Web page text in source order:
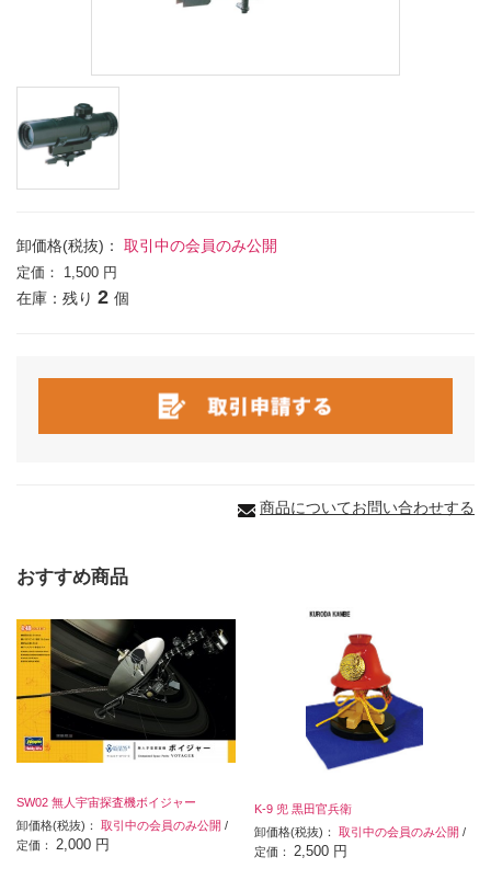
卸価格(税抜)： 取引中の会員のみ公開
定価： 1,500 円
在庫：残り 2 個
商品についてお問い合わせする
おすすめ商品
SW02 無人宇宙探査機ボイジャー
卸価格(税抜)： 取引中の会員のみ公開 /
定価： 2,000 円
K-9 兜 黒田官兵衛
卸価格(税抜)：取引中の会員のみ公開 /
定価： 2,500 円